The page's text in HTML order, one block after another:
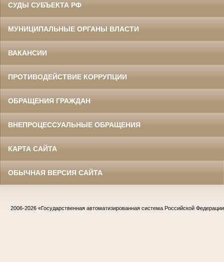
СУДЫ СУБЪЕКТА РФ
МУНИЦИПАЛЬНЫЕ ОРГАНЫ ВЛАСТИ
ВАКАНСИИ
ПРОТИВОДЕЙСТВИЕ КОРРУПЦИИ
ОБРАЩЕНИЯ ГРАЖДАН
ВНЕПРОЦЕССУАЛЬНЫЕ ОБРАЩЕНИЯ
КАРТА САЙТА
ОБЫЧНАЯ ВЕРСИЯ САЙТА
2006-2026 «Государственная автоматизированная система Российской